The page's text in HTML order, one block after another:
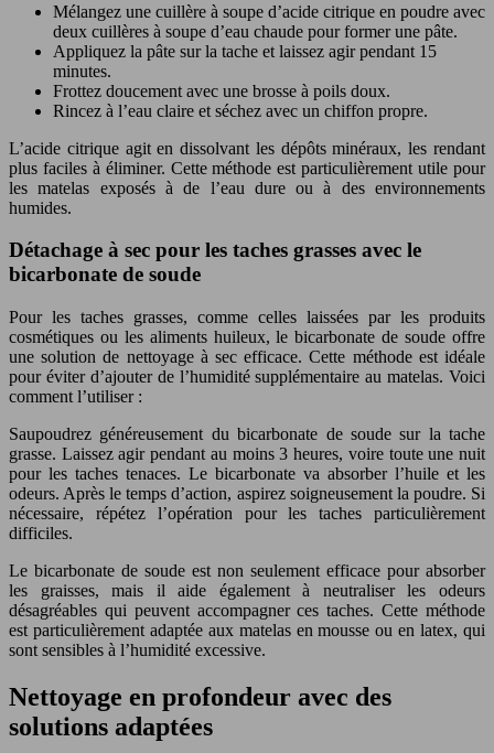
Mélangez une cuillère à soupe d’acide citrique en poudre avec
deux cuillères à soupe d’eau chaude pour former une pâte.
Appliquez la pâte sur la tache et laissez agir pendant 15
minutes.
Frottez doucement avec une brosse à poils doux.
Rincez à l’eau claire et séchez avec un chiffon propre.
L’acide citrique agit en dissolvant les dépôts minéraux, les rendant
plus faciles à éliminer. Cette méthode est particulièrement utile pour
les matelas exposés à de l’eau dure ou à des environnements
humides.
Détachage à sec pour les taches grasses avec le
bicarbonate de soude
Pour les taches grasses, comme celles laissées par les produits
cosmétiques ou les aliments huileux, le bicarbonate de soude offre
une solution de nettoyage à sec efficace. Cette méthode est idéale
pour éviter d’ajouter de l’humidité supplémentaire au matelas. Voici
comment l’utiliser :
Saupoudrez généreusement du bicarbonate de soude sur la tache
grasse. Laissez agir pendant au moins 3 heures, voire toute une nuit
pour les taches tenaces. Le bicarbonate va absorber l’huile et les
odeurs. Après le temps d’action, aspirez soigneusement la poudre. Si
nécessaire, répétez l’opération pour les taches particulièrement
difficiles.
Le bicarbonate de soude est non seulement efficace pour absorber
les graisses, mais il aide également à neutraliser les odeurs
désagréables qui peuvent accompagner ces taches. Cette méthode
est particulièrement adaptée aux matelas en mousse ou en latex, qui
sont sensibles à l’humidité excessive.
Nettoyage en profondeur avec des
solutions adaptées